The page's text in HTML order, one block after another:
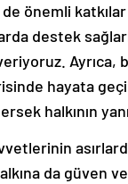
önemli
destek
hayata
halkının
da